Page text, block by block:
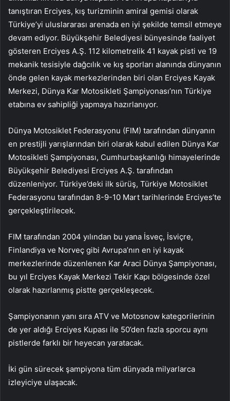
tanıştıran Erciyes, kış turizminin amiral gemisi olarak
Türkiye’yi uluslararası arenada en iyi şekilde temsil etmeye
devam ediyor. Büyükşehir Belediyesi bünyesinde faaliyet
gösteren Erciyes A.Ş. 112 kilometrelik 41 kayak pisti ve 19
mekanik tesisiyle dağcılık ve kış sporları alanında dünyanın
önde gelen kayak merkezlerinden biri olan Erciyes Kayak
Merkezi, Dünya Kar Motosikleti Şampiyonası’nın Türkiye
etabına ev sahipliği yapmaya hazırlanıyor.
Dünya Motosiklet Federasyonu (FIM) tarafından dünyanın
en prestijli yarışlarından biri olarak kabul edilen Dünya Kar
Motosikleti Şampiyonası, Cumhurbaşkanlığı himayelerinde
Büyükşehir Belediyesi Erciyes A.Ş. tarafından
düzenleniyor. Türkiye’deki ilk sürüş, Türkiye Motosiklet
Federasyonu tarafından 8-9-10 Mart tarihlerinde Erciyes’te
gerçekleştirilecek.
FIM tarafından 2004 yılından bu yana İsveç, İsviçre,
Finlandiya ve Norveç gibi Avrupa’nın en iyi kayak
merkezlerinde düzenlenen Kar Araci Dünya Şampiyonası,
bu yıl Erciyes Kayak Merkezi Tekir Kapı bölgesinde özel
olarak hazırlanmış pistte gerçekleşecek.
Şampiyonanın yanı sıra ATV ve Motosnow kategorilerinin
de yer aldığı Erciyes Kupası ile 50’den fazla sporcu aynı
pistlerde farklı bir heyecan yaratacak.
İki gün sürecek şampiyona tüm dünyada milyarlarca
izleyiciye ulaşacak.